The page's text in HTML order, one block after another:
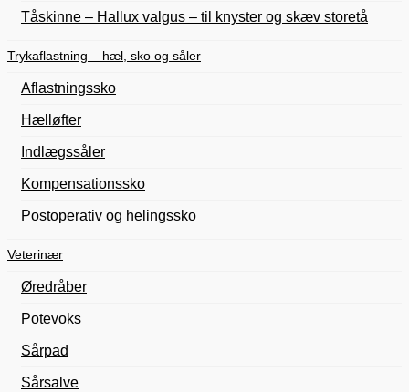
Tåskinne – Hallux valgus – til knyster og skæv storetå
Trykaflastning – hæl, sko og såler
Aflastningssko
Hælløfter
Indlægssåler
Kompensationssko
Postoperativ og helingssko
Veterinær
Øredråber
Potevoks
Sårpad
Sårsalve